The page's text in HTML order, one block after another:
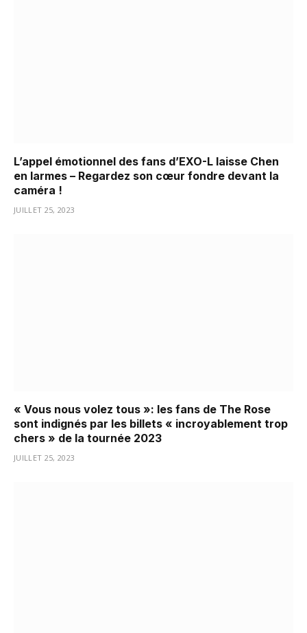
L’appel émotionnel des fans d’EXO-L laisse Chen
en larmes – Regardez son cœur fondre devant la
caméra !
JUILLET 25, 2023
« Vous nous volez tous »: les fans de The Rose
sont indignés par les billets « incroyablement trop
chers » de la tournée 2023
JUILLET 25, 2023